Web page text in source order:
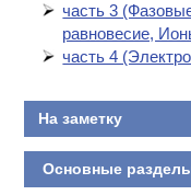
часть 3
равновесие,
часть 4
На заметку
Основные